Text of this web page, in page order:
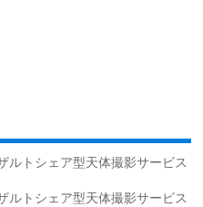
ルトシェア型天体撮影サービス
ルトシェア型天体撮影サービス